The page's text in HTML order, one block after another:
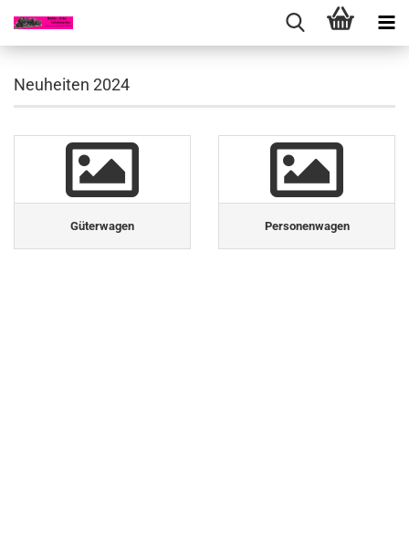
Neuheiten 2024
Güterwagen Personenwagen